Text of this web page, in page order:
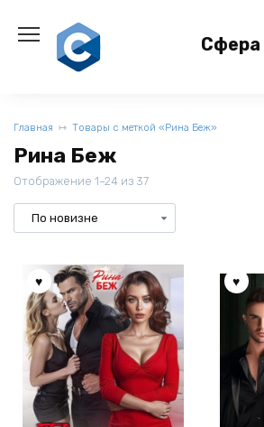
содержанию
Сфера
Главная Товары с меткой «Рина Беж»
Рина Беж
Отображение 1–24 из 37